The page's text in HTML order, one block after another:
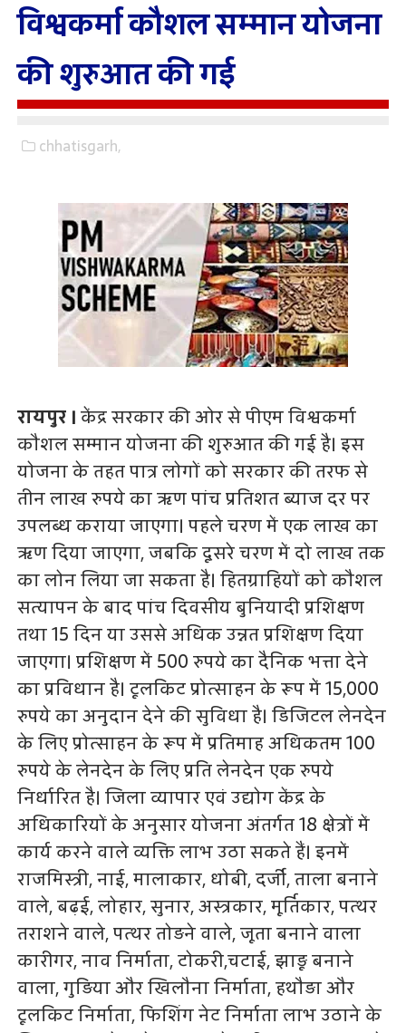
विश्वकर्मा कौशल सम्मान योजना
की शुरुआत की गई
chhatisgarh,
रायपुर ।केंद्र सरकार की ओर से पीएम विश्वकर्मा
कौशल सम्मान योजना की शुरुआत की गई है। इस
योजना के तहत पात्र लोगों को सरकार की तरफ से
तीन लाख रुपये का ऋण पांच प्रतिशत ब्याज दर पर
उपलब्ध कराया जाएगा। पहले चरण में एक लाख का
ऋण दिया जाएगा, जबकि दूसरे चरण में दो लाख तक
का लोन लिया जा सकता है। हितग्राहियों को कौशल
सत्यापन के बाद पांच दिवसीय बुनियादी प्रशिक्षण
तथा 15 दिन या उससे अधिक उन्नत प्रशिक्षण दिया
जाएगा। प्रशिक्षण में 500 रुपये का दैनिक भत्ता देने
का प्रविधान है। टूलकिट प्रोत्साहन के रूप में 15,000
रुपये का अनुदान देने की सुविधा है। डिजिटल लेनदेन
के लिए प्रोत्साहन के रूप में प्रतिमाह अधिकतम 100
रुपये के लेनदेन के लिए प्रति लेनदेन एक रुपये
निर्धारित है। जिला व्यापार एवं उद्योग केंद्र के
अधिकारियों के अनुसार योजना अंतर्गत 18 क्षेत्रों में
कार्य करने वाले व्यक्ति लाभ उठा सकते हैं। इनमें
राजमिस्त्री, नाई, मालाकार, धोबी, दर्जी, ताला बनाने
वाले, बढ़ई, लोहार, सुनार, अस्त्रकार, मूर्तिकार, पत्थर
तराशने वाले, पत्थर तोड़ने वाले, जूता बनाने वाला
कारीगर, नाव निर्माता, टोकरी,चटाई, झाड़ू बनाने
वाला, गुड़िया और खिलौना निर्माता, हथौड़ा और
टूलकिट निर्माता, फिशिंग नेट निर्माता लाभ उठाने के